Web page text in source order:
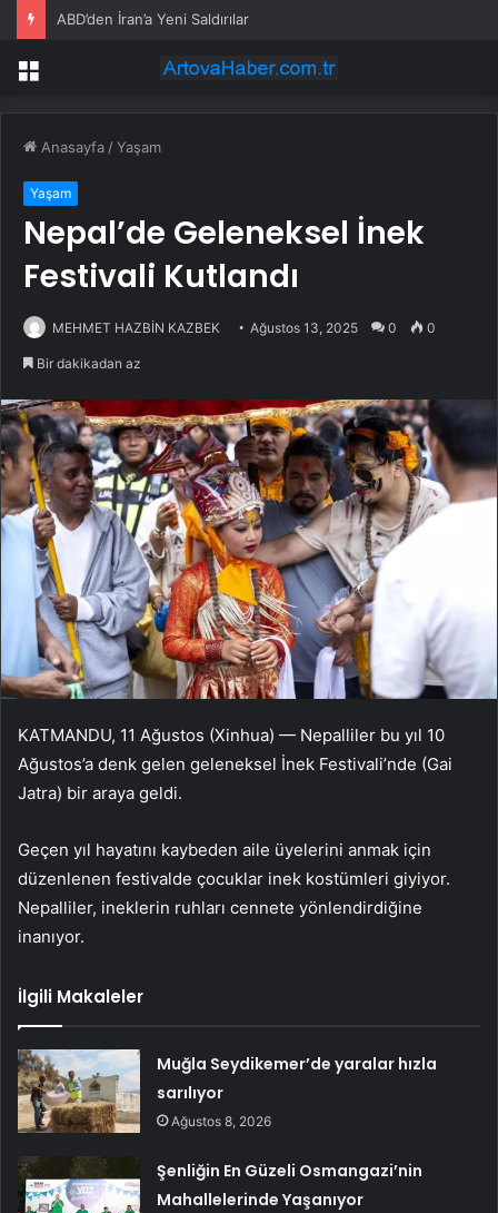
ABD’den İran’a Yeni Saldırılar
Menü
Anasayfa /Yaşam
Yaşam
Nepal’de Geleneksel İnek
Festivali Kutlandı
MEHMET HAZBİN KAZBEK Ağustos 13, 2025 0 0
Bir dakikadan az
KATMANDU, 11 Ağustos (Xinhua) — Nepalliler bu yıl 10
Ağustos’a denk gelen geleneksel İnek Festivali’nde (Gai
Jatra) bir araya geldi.
Geçen yıl hayatını kaybeden aile üyelerini anmak için
düzenlenen festivalde çocuklar inek kostümleri giyiyor.
Nepalliler, ineklerin ruhları cennete yönlendirdiğine
inanıyor.
İlgili Makaleler
Muğla Seydikemer’de yaralar hızla
sarılıyor
Ağustos 8, 2026
Şenliğin En Güzeli Osmangazi’nin
Mahallelerinde Yaşanıyor